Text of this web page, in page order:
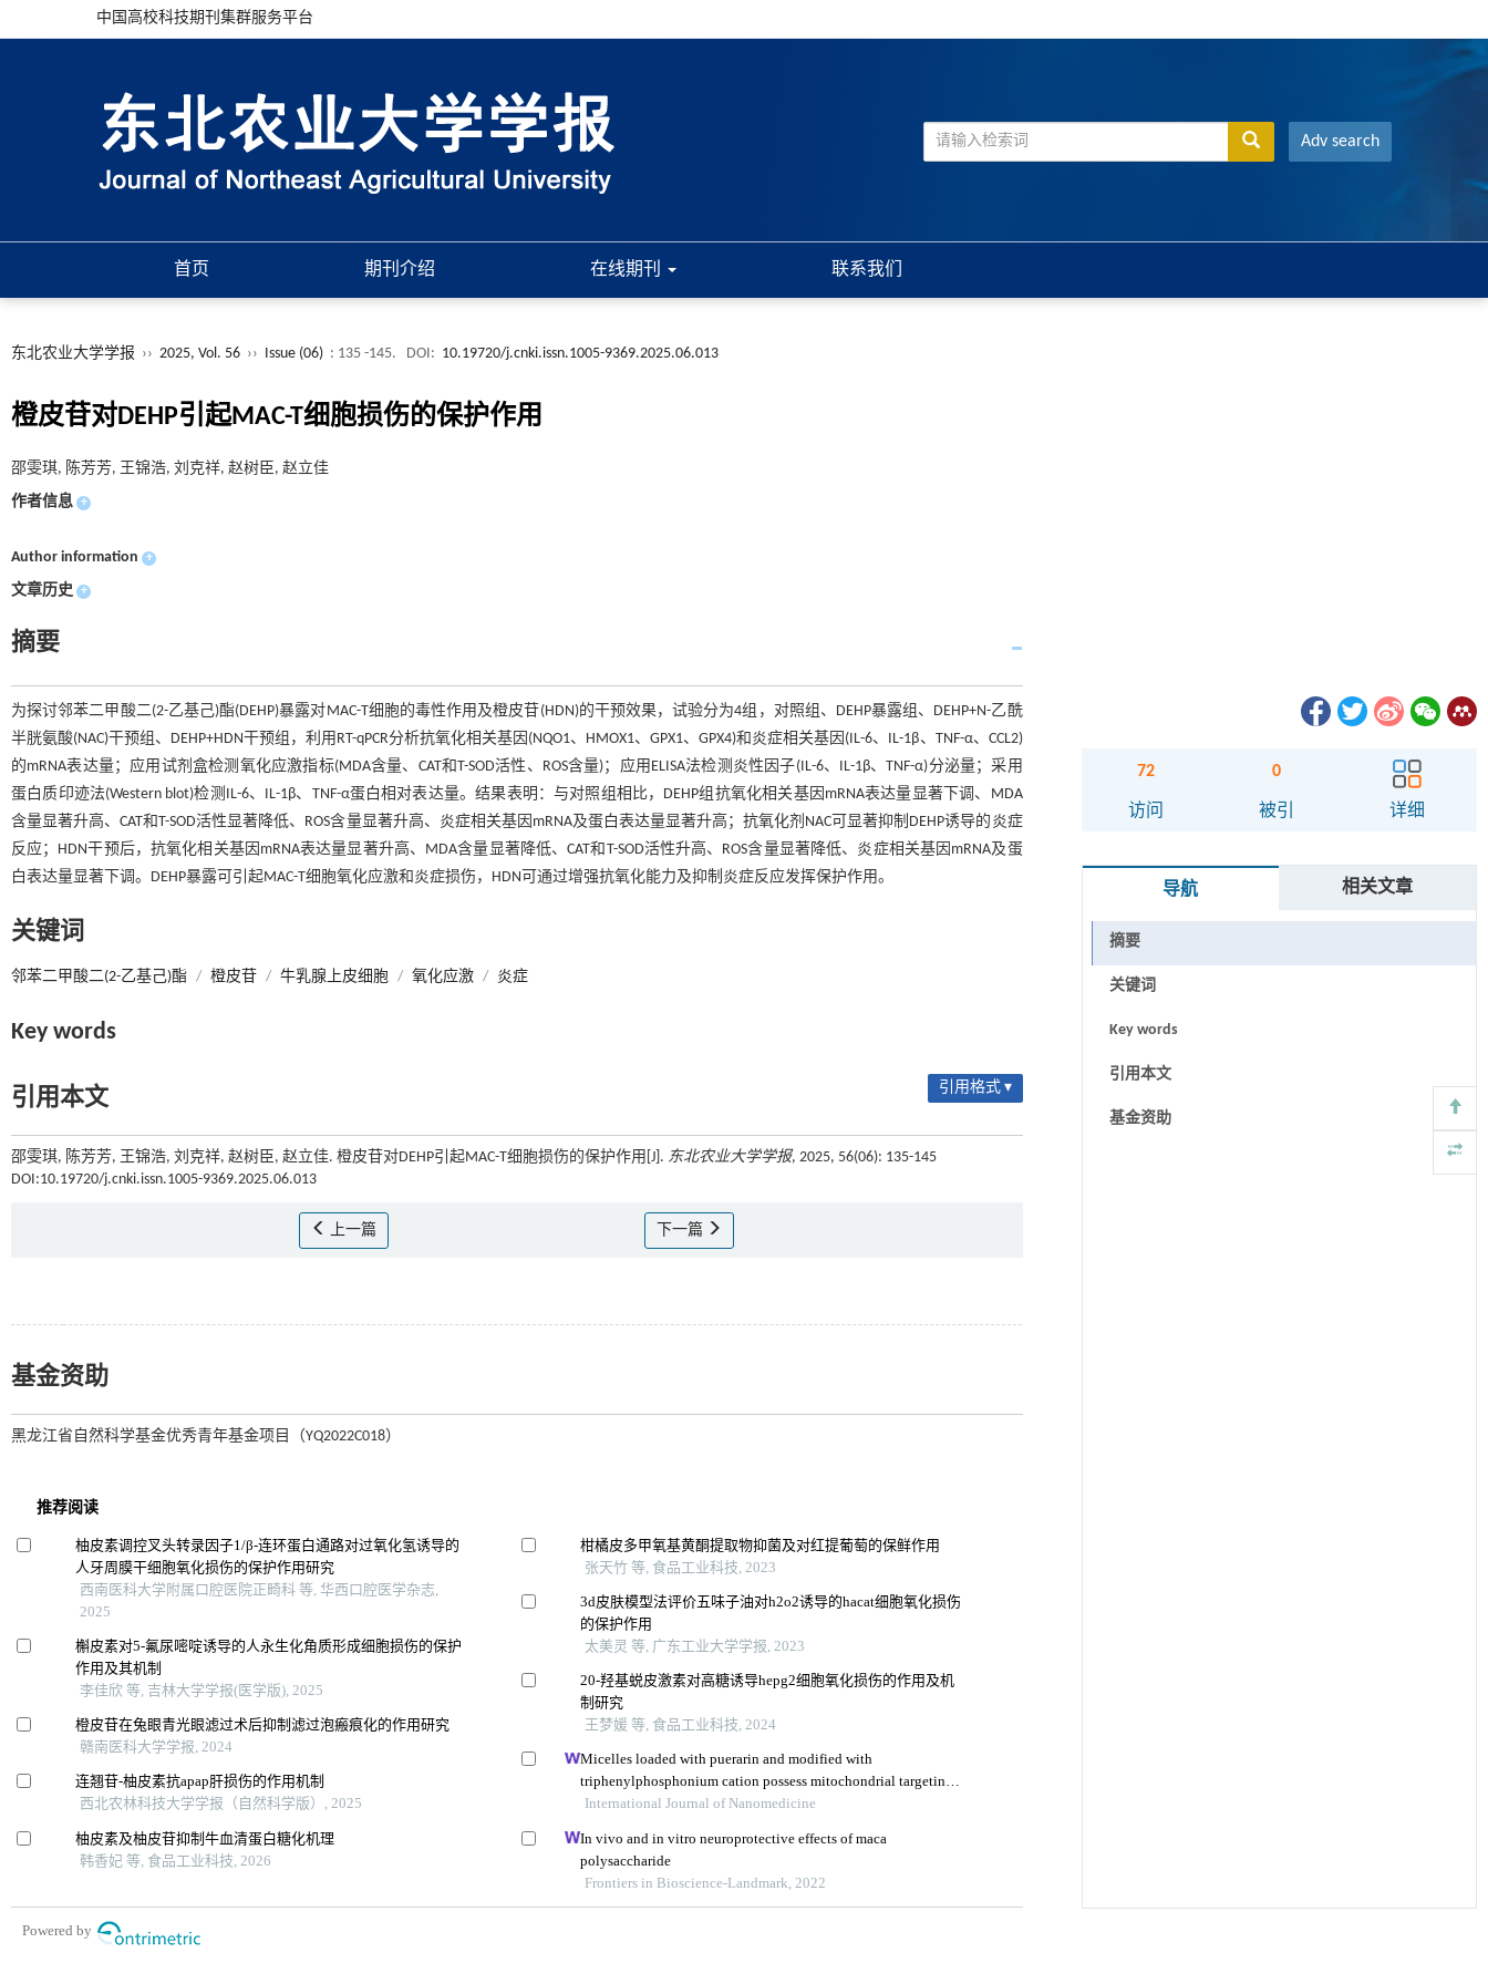
中国高校科技期刊集群服务平台
Adv search
首页 期刊介绍 在线期刊 联系我们
东北农业大学学报 ›› 2025, Vol. 56 ›› Issue (06) : 135 -145. DOI: 10.19720/j.cnki.issn.1005-9369.2025.06.013
橙皮苷对DEHP引起MAC-T细胞损伤的保护作用
邵雯琪, 陈芳芳, 王锦浩, 刘克祥, 赵树臣, 赵立佳
作者信息 +
Author information +
文章历史 +
摘要
为探讨邻苯二甲酸二(2-乙基己)酯(DEHP)暴露对MAC-T细胞的毒性作用及橙皮苷(HDN)的干预效果，试验分为4组，对照组、DEHP暴露组、DEHP+N-乙酰
半胱氨酸(NAC)干预组、DEHP+HDN干预组，利用RT-qPCR分析抗氧化相关基因(NQO1、HMOX1、GPX1、GPX4)和炎症相关基因(IL-6、IL-1β、TNF-α、CCL2)
的mRNA表达量；应用试剂盒检测氧化应激指标(MDA含量、CAT和T-SOD活性、ROS含量)；应用ELISA法检测炎性因子(IL-6、IL-1β、TNF-α)分泌量；采用
蛋白质印迹法(Western blot)检测IL-6、IL-1β、TNF-α蛋白相对表达量。结果表明：与对照组相比，DEHP组抗氧化相关基因mRNA表达量显著下调、MDA
含量显著升高、CAT和T-SOD活性显著降低、ROS含量显著升高、炎症相关基因mRNA及蛋白表达量显著升高；抗氧化剂NAC可显著抑制DEHP诱导的炎症
反应；HDN干预后，抗氧化相关基因mRNA表达量显著升高、MDA含量显著降低、CAT和T-SOD活性升高、ROS含量显著降低、炎症相关基因mRNA及蛋
白表达量显著下调。DEHP暴露可引起MAC-T细胞氧化应激和炎症损伤，HDN可通过增强抗氧化能力及抑制炎症反应发挥保护作用。
关键词
邻苯二甲酸二(2-乙基己)酯 / 橙皮苷 / 牛乳腺上皮细胞 / 氧化应激 / 炎症
Key words
引用本文 引用格式 ▾
邵雯琪, 陈芳芳, 王锦浩, 刘克祥, 赵树臣, 赵立佳. 橙皮苷对DEHP引起MAC-T细胞损伤的保护作用[J]. 东北农业大学学报, 2025, 56(06): 135-145
DOI:10.19720/j.cnki.issn.1005-9369.2025.06.013
上一篇 下一篇
基金资助
黑龙江省自然科学基金优秀青年基金项目（YQ2022C018）
72
访问
0
被引 详细
导航 相关文章
摘要
关键词
Key words
引用本文
基金资助